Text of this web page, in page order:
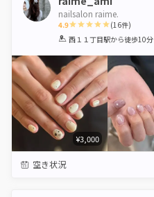
nailsalon raime.
4.9
1 2 3 4 5
(16件)
西１１丁目駅から徒歩10分
¥3,000
空き状況